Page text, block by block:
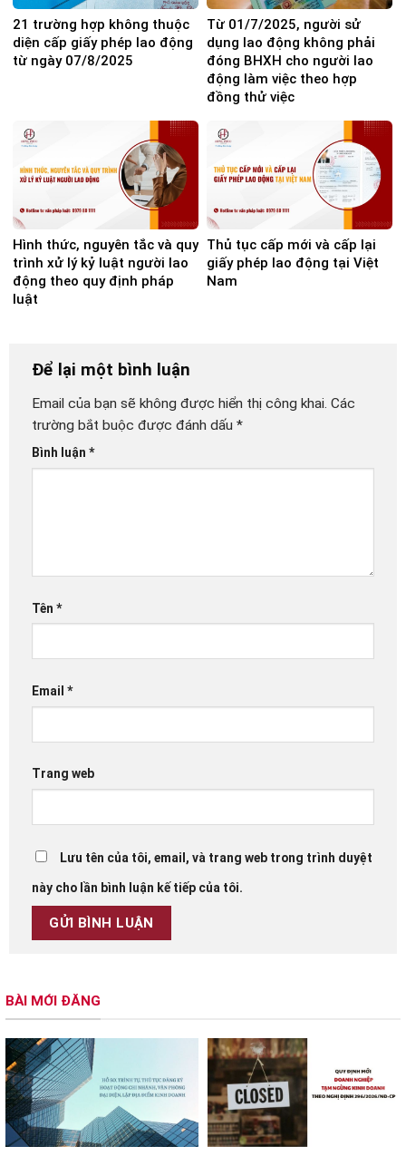
21 trường hợp không thuộc
diện cấp giấy phép lao động
từ ngày 07/8/2025
Từ 01/7/2025, người sử
dụng lao động không phải
đóng BHXH cho người lao
động làm việc theo hợp
đồng thử việc
Hình thức, nguyên tắc và quy
trình xử lý kỷ luật người lao
động theo quy định pháp
luật
Thủ tục cấp mới và cấp lại
giấy phép lao động tại Việt
Nam
Để lại một bình luận
Email của bạn sẽ không được hiển thị công khai. Các
trường bắt buộc được đánh dấu *
Bình luận *
Tên *
Email *
Trang web
Lưu tên của tôi, email, và trang web trong trình duyệt
này cho lần bình luận kế tiếp của tôi.
BÀI MỚI ĐĂNG